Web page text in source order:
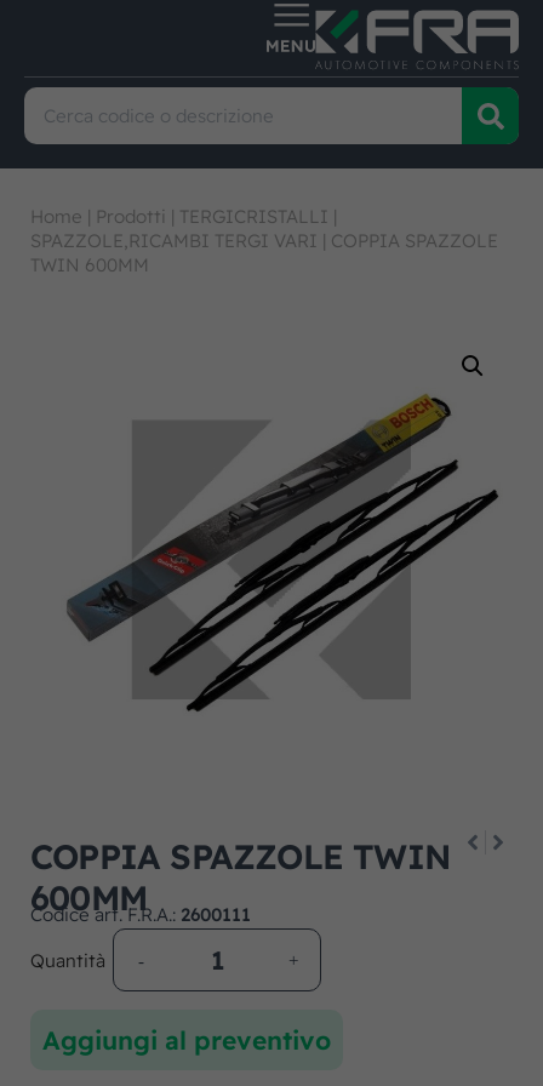
Home | Prodotti | TERGICRISTALLI |
SPAZZOLE,RICAMBI TERGI VARI | COPPIA SPAZZOLE
TWIN 600MM
COPPIA SPAZZOLE TWIN
600MM
Codice art. F.R.A.: 2600111
Quantità
Aggiungi al preventivo